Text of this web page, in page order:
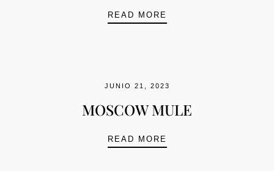
READ MORE
JUNIO 21, 2023
MOSCOW MULE
READ MORE